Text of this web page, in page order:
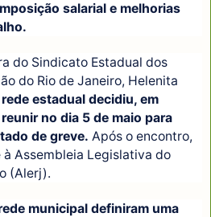
salarial e melhorias
do Sindicato Estadual dos
do Rio de Janeiro, Helenita
estadual decidiu, em
no dia 5 de maio para
de greve. Após o encontro,
Assembleia Legislativa do
(Alerj).
municipal definiram uma